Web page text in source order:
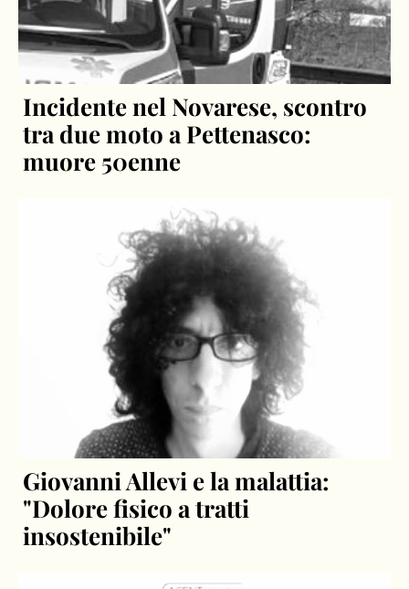
Incidente nel Novarese, scontro
tra due moto a Pettenasco:
muore 50enne
Giovanni Allevi e la malattia:
"Dolore fisico a tratti
insostenibile"